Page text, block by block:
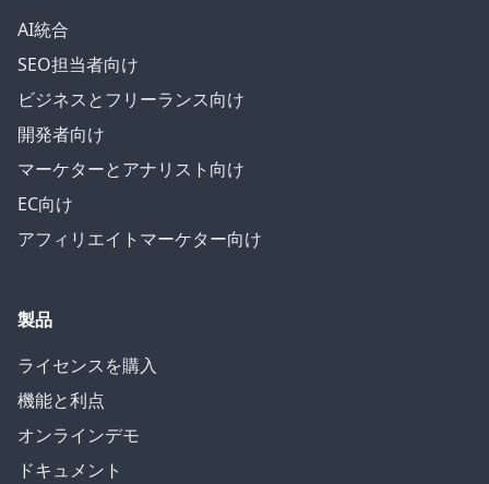
AI統合
SEO担当者向け
ビジネスとフリーランス向け
開発者向け
マーケターとアナリスト向け
EC向け
アフィリエイトマーケター向け
製品
ライセンスを購入
機能と利点
オンラインデモ
ドキュメント